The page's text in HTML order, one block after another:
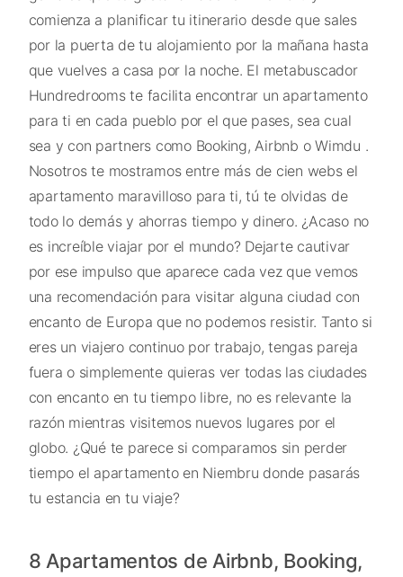
comienza a planificar tu itinerario desde que sales
por la puerta de tu alojamiento por la mañana hasta
que vuelves a casa por la noche. El metabuscador
Hundredrooms te facilita encontrar un apartamento
para ti en cada pueblo por el que pases, sea cual
sea y con partners como Booking, Airbnb o Wimdu .
Nosotros te mostramos entre más de cien webs el
apartamento maravilloso para ti, tú te olvidas de
todo lo demás y ahorras tiempo y dinero. ¿Acaso no
es increíble viajar por el mundo? Dejarte cautivar
por ese impulso que aparece cada vez que vemos
una recomendación para visitar alguna ciudad con
encanto de Europa que no podemos resistir. Tanto si
eres un viajero continuo por trabajo, tengas pareja
fuera o simplemente quieras ver todas las ciudades
con encanto en tu tiempo libre, no es relevante la
razón mientras visitemos nuevos lugares por el
globo. ¿Qué te parece si comparamos sin perder
tiempo el apartamento en Niembru donde pasarás
tu estancia en tu viaje?
8 Apartamentos de Airbnb, Booking,